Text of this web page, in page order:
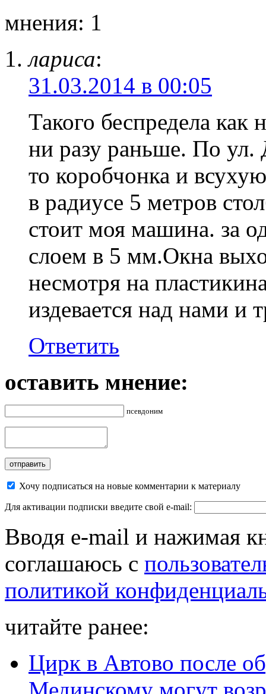
мнения: 1
лариса:
31.03.2014 в 00:05
Такого беспредела
ни разу раньше. По ул.
то коробчонка и
в радиусе 5 метров
стоит моя машина. за
слоем в 5 мм.Окна
несмотря на
издевается над нами и
Ответить
оставить мнение:
псевдоним
Хочу подписаться на новые комментарии к материалу
Для активации подписки введите свой e-mail:
Вводя e-mail и нажимая
соглашаюсь с
политикой
читайте ранее:
Цирк в Автово после